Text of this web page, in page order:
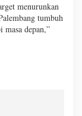
menurunkan
tumbuh
masa depan,”